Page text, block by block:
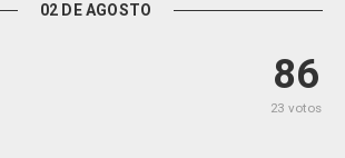
02 DE AGOSTO
86
23 votos